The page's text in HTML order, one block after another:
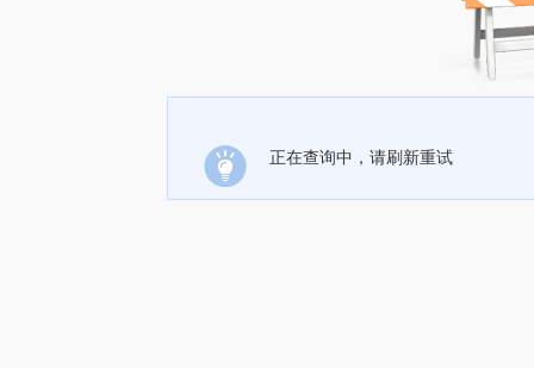
正在查询中，请刷新重试